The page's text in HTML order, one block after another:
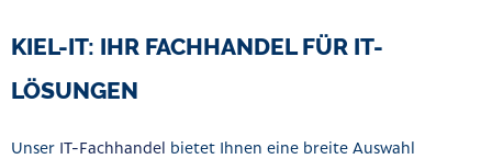
KIEL-IT: IHR FACHHANDEL FÜR IT-
LÖSUNGEN
Unser IT-Fachhandel bietet Ihnen eine breite Auswahl